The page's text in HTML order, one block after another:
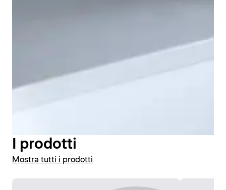
Grazie al funzionamento senza contatto, la
rubinetteria Duravit Sensor 1 è perfetta per gli spazi
pubblici, in quanto particolarmente igienica e
Duravit Sensor 1 è particolarmente semplice.
I prodotti
Mostra tutti i prodotti